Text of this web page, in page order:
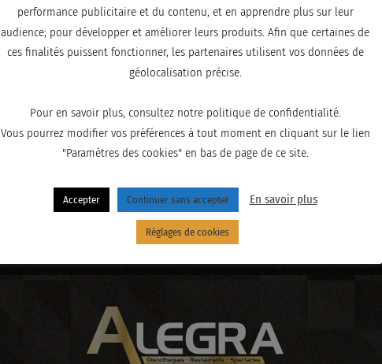
performance publicitaire et du contenu, et en apprendre plus sur leur
audience; pour développer et améliorer leurs produits. Afin que certaines de
ces finalités puissent fonctionner, les partenaires utilisent vos données de
géolocalisation précise.
Pour en savoir plus, consultez notre politique de confidentialité.
Vous pourrez modifier vos préférences à tout moment en cliquant sur le lien
"Paramètres des cookies" en bas de page de ce site.
Accepter Continuer sans accepter En savoir plus
Réglages de cookies